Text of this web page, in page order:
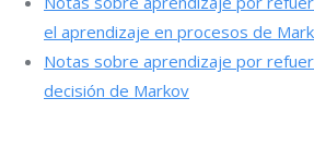
el aprendizaje en procesos de
Notas sobre aprendizaje por
decisión de Markov